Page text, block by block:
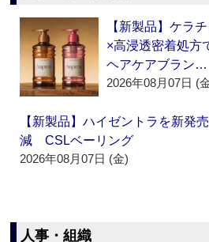
【新製品】ケラ
×高浸透密着処方
ヘアケアブラン…
2026年08月07日 (
【新製品】ハイゼントラを新発
減 CSLベーリング
2026年08月07日 (金)
人事・組織